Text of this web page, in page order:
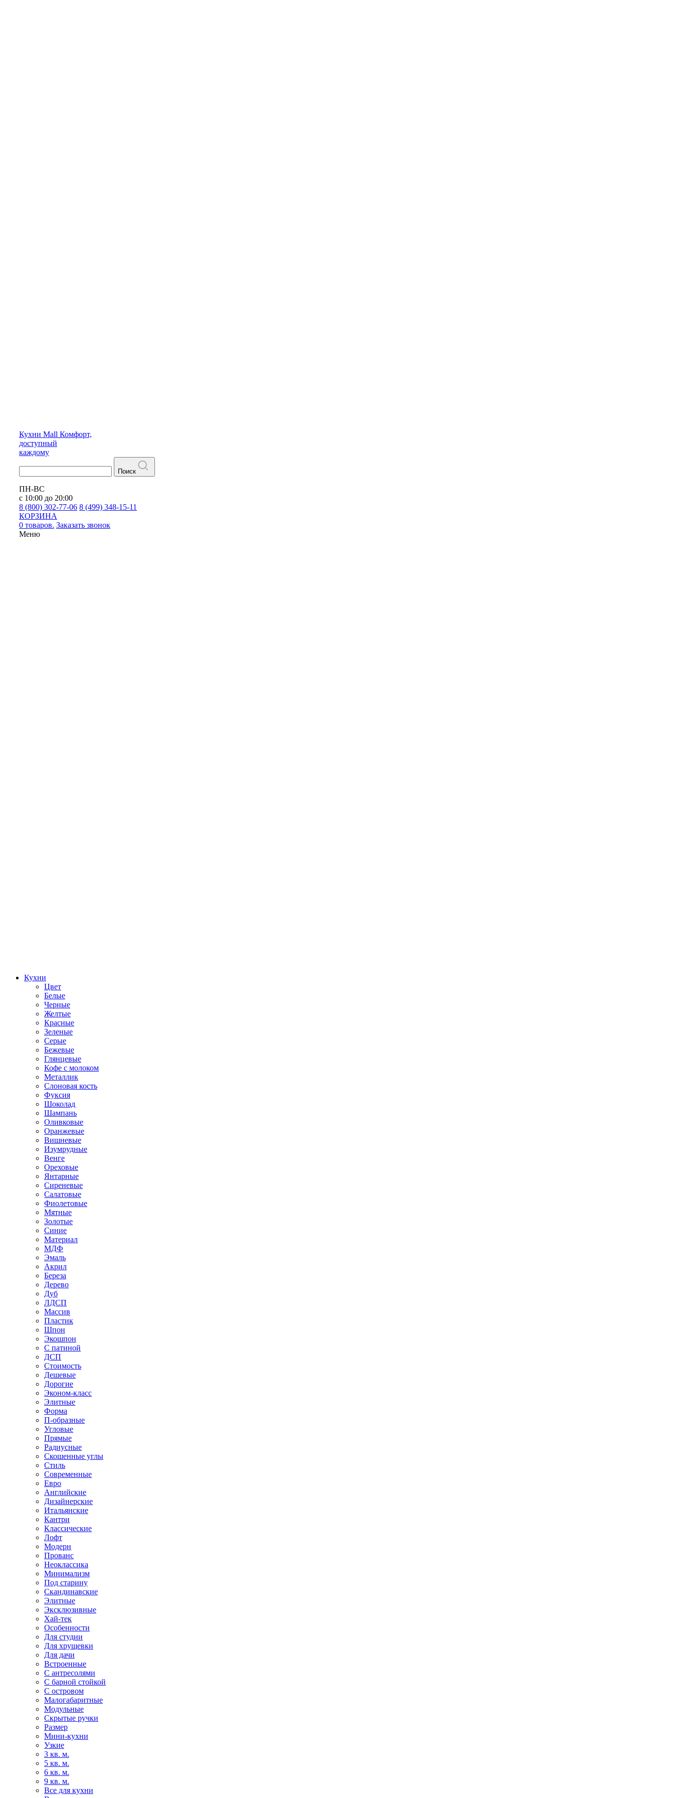
Кухни Mall Комфорт,
доступный
каждому
Поиск
ПН-ВС
с 10:00 до 20:00
8 (800) 302-77-06 8 (499) 348-15-11
КОРЗИНА
0 товаров. Заказать звонок
Меню
Кухни
Цвет
Белые
Черные
Желтые
Красные
Зеленые
Серые
Бежевые
Глянцевые
Кофе с молоком
Металлик
Слоновая кость
Фуксия
Шоколад
Шампань
Оливковые
Оранжевые
Вишневые
Изумрудные
Венге
Ореховые
Янтарные
Сиреневые
Салатовые
Фиолетовые
Мятные
Золотые
Синие
Материал
МДФ
Эмаль
Акрил
Береза
Дерево
Дуб
ЛДСП
Массив
Пластик
Шпон
Экошпон
С патиной
ДСП
Стоимость
Дешевые
Дорогие
Эконом-класс
Элитные
Форма
П-образные
Угловые
Прямые
Радиусные
Скошенные углы
Стиль
Современные
Евро
Английские
Дизайнерские
Итальянские
Кантри
Классические
Лофт
Модерн
Прованс
Неоклассика
Минимализм
Под старину
Скандинавские
Элитные
Эксклюзивные
Хай-тек
Особенности
Для студии
Для хрущевки
Для дачи
Встроенные
С антресолями
С барной стойкой
С островом
Малогабаритные
Модульные
Скрытые ручки
Размер
Мини-кухни
Узкие
3 кв. м.
5 кв. м.
6 кв. м.
9 кв. м.
Все для кухни